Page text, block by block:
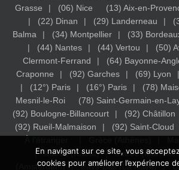
Grasse
(06) Nice (13) Aix-en-
(22) Dinan
(29) Landerneau
Balma
(34) Montpellier (33)
(44) Nantes
(44) Vertou (50)
Clermont-Ferrand
(64) Bayonne-
Craponne
(92) Garches (69) Lyon
(12°) Paris
(16°) Paris (78)
Mesnil-le-Roi
(78) Saint-Germain-en-
(92) Boulogne-Billancourt
(92) Châtillon
(92) Rueil-Malmaison
(92) Saint-Cloud
Maroc (Rabat)
Maroc
(Amsterdam)
Pays-Bas (La Haye)
En navigant sur ce site, vous
cookies pour améliorer l’expérience